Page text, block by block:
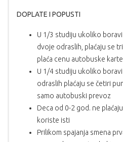
DOPLATE I POPUSTI
U 1/3 studiju ukoliko
dvoje odraslih, plaćaju se
plaća cenu autobuske
U 1/4 studiju ukoliko
odraslih plaćaju se četiri
samo autobuski prevoz
Deca od 0-2 god. ne
koriste isti
Prilikom spajanja smena